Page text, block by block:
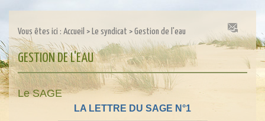
Vous êtes ici : Accueil > Le syndicat > Gestion de l'eau
GESTION DE L'EAU
Le SAGE
LA LETTRE DU SAGE N°1